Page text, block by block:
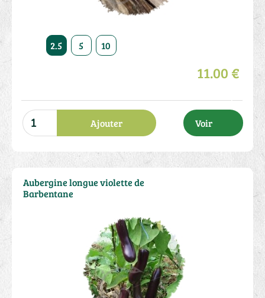
2.5 5 10
11.00 €
Ajouter Voir
Aubergine longue violette de
Barbentane